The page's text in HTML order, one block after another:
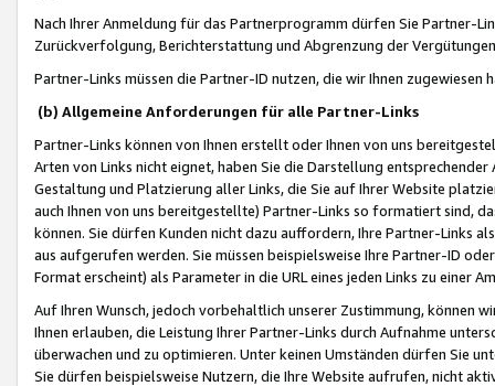
Nach Ihrer Anmeldung für das Partnerprogramm dürfen Sie Partner-
Zurückverfolgung, Berichterstattung und Abgrenzung der
Partner-Links müssen die Partner-ID nutzen, die wir Ihnen zugewiesen
(b) Allgemeine Anforderungen für alle Partner-Links
Partner-Links können von Ihnen erstellt oder Ihnen von uns
Arten von Links nicht eignet, haben Sie die Darstellung
Gestaltung und Platzierung aller Links, die Sie auf Ihrer Website
auch Ihnen von uns bereitgestellte) Partner-Links so formatiert sind,
können. Sie dürfen Kunden nicht dazu auffordern, Ihre Partner-Links
aus aufgerufen werden. Sie müssen beispielsweise Ihre Partner-ID
Format erscheint) als Parameter in die URL eines jeden Links zu einer
Auf Ihren Wunsch, jedoch vorbehaltlich unserer Zustimmung, können
Ihnen erlauben, die Leistung Ihrer Partner-Links durch Aufnahme
überwachen und zu optimieren. Unter keinen Umständen dürfen Sie
Sie dürfen beispielsweise Nutzern, die Ihre Website aufrufen, nicht